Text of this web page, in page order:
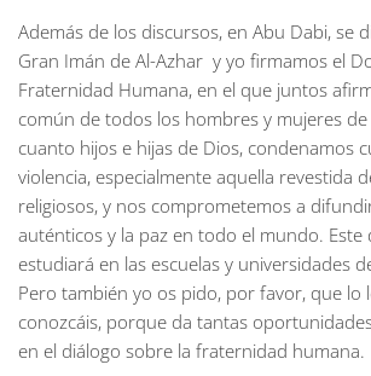
Además de los discursos, en Abu Dabi, se
Gran Imán de Al-Azhar y yo firmamos el
Fraternidad Humana, en el que juntos
común de todos los hombres y mujeres
cuanto hijos e hijas de Dios, condenamos
violencia, especialmente aquella revestida
religiosos, y nos comprometemos a
auténticos y la paz en todo el mundo. Este
estudiará en las escuelas y universidades
Pero también yo os pido, por favor, que lo
conozcáis, porque da tantas
en el diálogo sobre la fraternidad humana.